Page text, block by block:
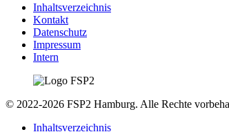
Inhaltsverzeichnis
Kontakt
Datenschutz
Impressum
Intern
© 2022-2026 FSP2 Hamburg. Alle Rechte
Inhaltsverzeichnis